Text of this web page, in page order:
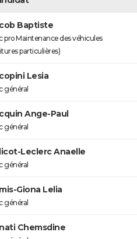
Baptiste
pro Maintenance des véhicules
particulières)
Lesia
général
Ange-Paul
général
Leclerc Anaelle
général
Giona Lelia
général
Chemsdine